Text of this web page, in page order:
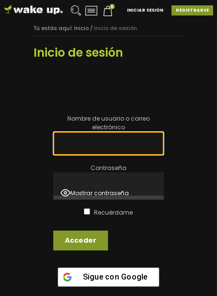
0
REGISTRARSE
INICIAR SESIÓN
Tú estás aquí: Inicio/ Inicio de sesión
Inicio de sesión
Nombre de usuario o correo
electrónico
Contraseña
Mostrar contraseña
Recuérdame
Sigue con Google